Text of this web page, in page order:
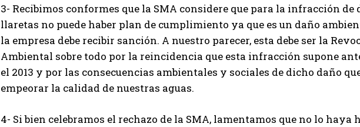
3- Recibimos conformes que la SMA considere que para la infracción de
llaretas no puede haber plan de cumplimiento ya que es un daño
la empresa debe recibir sanción. A nuestro parecer, esta debe ser la
Ambiental sobre todo por la reincidencia que esta infracción supone
el 2013 y por las consecuencias ambientales y sociales de dicho daño
empeorar la calidad de nuestras aguas.
4- Si bien celebramos el rechazo de la SMA, lamentamos que no lo haya